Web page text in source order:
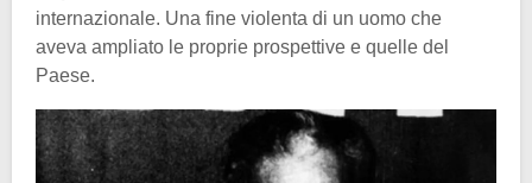
internazionale. Una fine violenta di un uomo che
aveva ampliato le proprie prospettive e quelle del
Paese.